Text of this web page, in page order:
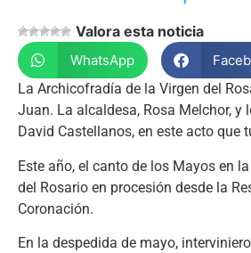
Valora esta noticia
WhatsApp
La Archicofradía de la Virgen del
Juan. La alcaldesa, Rosa Melchor,
David Castellanos, en este acto que
Este año, el canto de los Mayos en
del Rosario en procesión desde la
Coronación.
En la despedida de mayo,